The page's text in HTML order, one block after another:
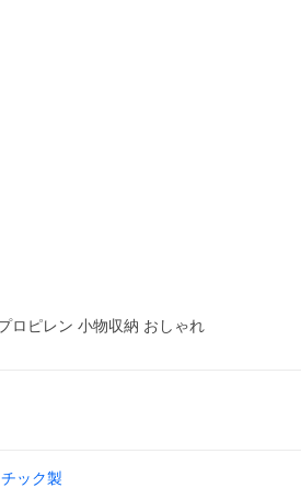
ロピレン 小物収納 おしゃれ
ック製